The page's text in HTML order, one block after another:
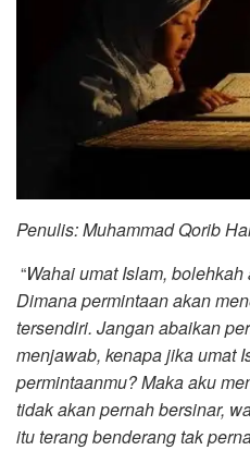
Penulis: Muhammad Qorib
“Wahai umat Islam,
Dimana permintaan akan
tersendiri. Jangan abaikan
menjawab, kenapa jika umat
permintaanmu? Maka aku
tidak akan pernah bersinar,
itu terang benderang tak